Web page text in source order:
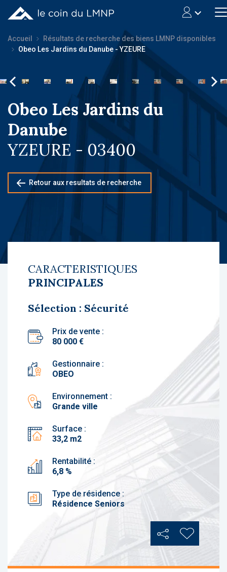
Accueil
Résultats de recherche des biens LMNP disponibles
Obeo Les Jardins du Danube - YZEURE
Obeo Les Jardins du
Danube
YZEURE - 03400
Retour aux resultats de recherche
CARACTERISTIQUES
PRINCIPALES
Sélection : Sécurité
Prix de vente :
80 000 €
Gestionnaire :
OBEO
Environnement :
Grande ville
Surface :
33,2 m2
Rentabilité :
6,8 %
Type de résidence :
Résidence Seniors
PartagerAjouter